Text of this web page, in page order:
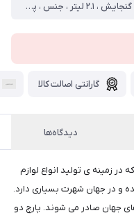
ابعاد ، ۲۲x۱۴x۲۶ سانتی‌متر ، وزن ، ۸۵۰ گرم ، گنجایش ، ۲.۱ لیتر ، جنس ، پلاستیک ، امکانات ظاهری ، در ، قابلیت شست‌وشو ، با دست ، با ماشین ظرف‌شویی ، قابلیت‌ها ، تغییر نحوه خروج آب
گارانتی اصالت کالا
دیدگاه‌ها
در زمینه ی تولید انواع لوازم
سال 1972 فعالیت نموده و در جهان شهرت بسیاری دارد‏.‏
بیش 75 درصد کشورهای جهان صادر می شوند‏.‏ پارچ دو